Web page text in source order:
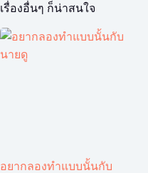
เรื่องอื่นๆ ก็น่าสนใจ
อยากลองทำแบบนั้นกับ